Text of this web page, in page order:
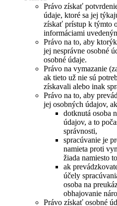
Právo získať
údaje, ktoré sa jej
získať prístup k týmto
informáciami
Právo na to, aby
jej nesprávne osobné
osobné údaje.
Právo na vymazanie
ak tieto už nie sú
získavali alebo inak
Právo na to, aby
jej osobných údajov,
dotknutá osoba
údajov, a to
správnosti,
spracúvanie je
namieta proti
žiada namiesto
ak
účely
osoba na
obhajovanie
Právo získať osobné